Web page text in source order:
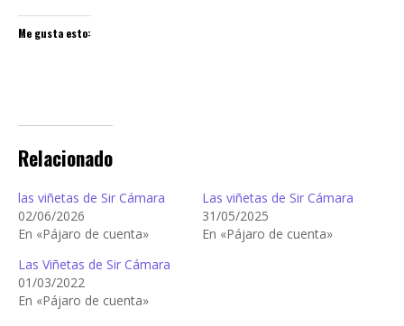
Me gusta esto:
Relacionado
las viñetas de Sir Cámara
02/06/2026
En «Pájaro de cuenta»
Las viñetas de Sir Cámara
31/05/2025
En «Pájaro de cuenta»
Las Viñetas de Sir Cámara
01/03/2022
En «Pájaro de cuenta»